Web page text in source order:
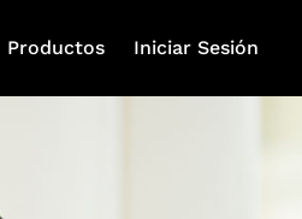
Productos Iniciar Sesión